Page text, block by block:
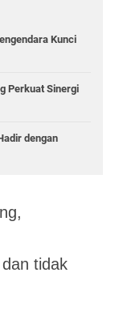
Kunci
Perkuat Sinergi
dengan
tidak